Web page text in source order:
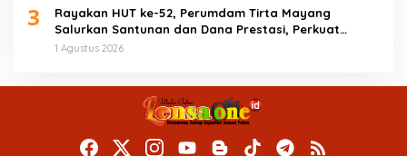
3
Rayakan HUT ke-52, Perumdam Tirta Mayang
Salurkan Santunan dan Dana Prestasi, Perkuat
Komitmen Tingkatkan Pelayanan
1 Agustus 2026